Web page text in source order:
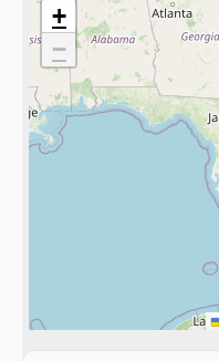
+
−